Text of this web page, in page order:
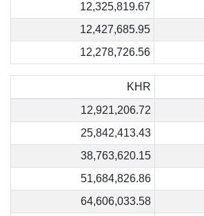
12,325,819.67
12,427,685.95
12,278,726.56
KHR
12,921,206.72
25,842,413.43
38,763,620.15
51,684,826.86
64,606,033.58